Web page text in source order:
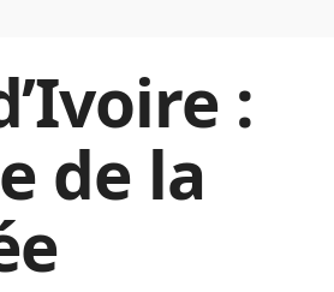
:
de la